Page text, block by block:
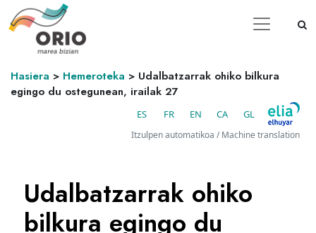
Hasiera > Hemeroteka > Udalbatzarrak ohiko bilkura
egingo du ostegunean, irailak 27
ES FR EN CA GL
Itzulpen automatikoa / Machine translation
Udalbatzarrak ohiko
bilkura egingo du